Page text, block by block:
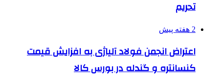
تحریم
2 هفته پیش
اعتراض انجمن فولاد آلیاژی به افزایش قیمت
کنسانتره و گندله در بورس کالا